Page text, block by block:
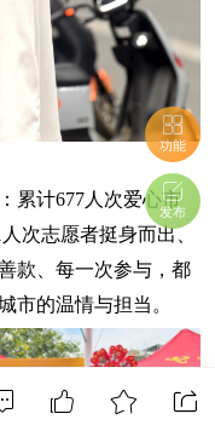
计677人次爱心市
次志愿者挺身而出、
款、每一次参与，都
市的温情与担当。
功能
发布